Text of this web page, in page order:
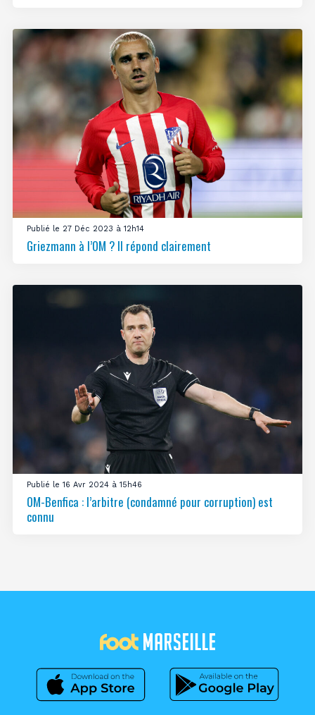
Publié le 27 Déc 2023 à 12h14
Griezmann à l’OM ? Il répond clairement
Publié le 16 Avr 2024 à 15h46
OM-Benfica : l’arbitre (condamné pour corruption) est
connu